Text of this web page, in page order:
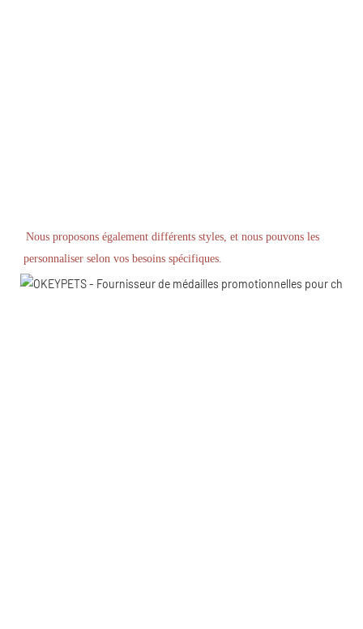
Nous proposons également différents styles, et nous pouvons les
personnaliser selon vos besoins spécifiques.